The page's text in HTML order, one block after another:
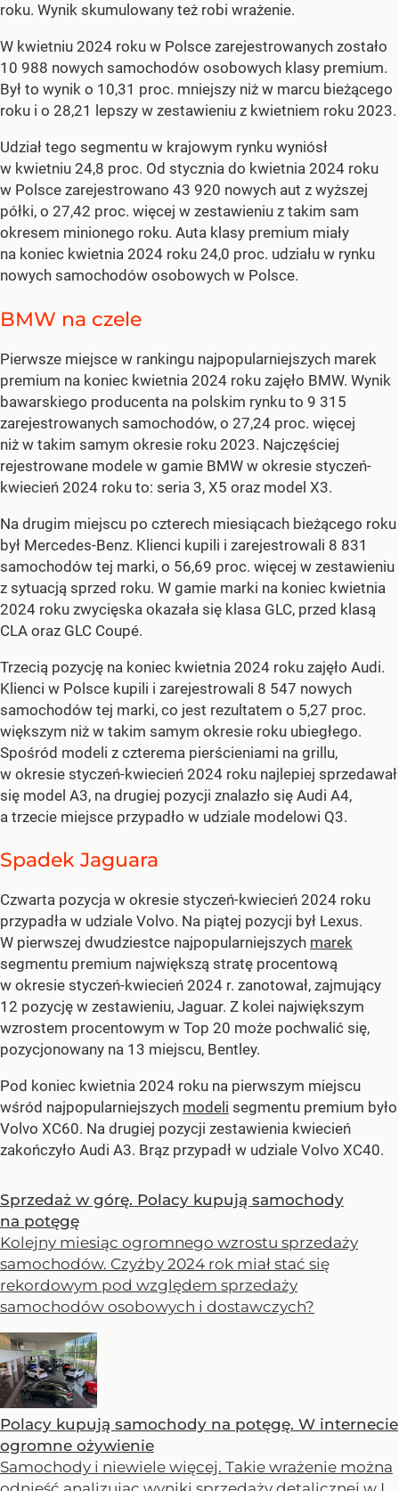
roku. Wynik skumulowany też robi wrażenie.
W kwietniu 2024 roku w Polsce zarejestrowanych zostało
10 988 nowych samochodów osobowych klasy premium.
Był to wynik o 10,31 proc. mniejszy niż w marcu bieżącego
roku i o 28,21 lepszy w zestawieniu z kwietniem roku 2023.
Udział tego segmentu w krajowym rynku wyniósł
w kwietniu 24,8 proc. Od stycznia do kwietnia 2024 roku
w Polsce zarejestrowano 43 920 nowych aut z wyższej
półki, o 27,42 proc. więcej w zestawieniu z takim sam
okresem minionego roku. Auta klasy premium miały
na koniec kwietnia 2024 roku 24,0 proc. udziału w rynku
nowych samochodów osobowych w Polsce.
BMW na czele
Pierwsze miejsce w rankingu najpopularniejszych marek
premium na koniec kwietnia 2024 roku zajęło BMW. Wynik
bawarskiego producenta na polskim rynku to 9 315
zarejestrowanych samochodów, o 27,24 proc. więcej
niż w takim samym okresie roku 2023. Najczęściej
rejestrowane modele w gamie BMW w okresie styczeń-
kwiecień 2024 roku to: seria 3, X5 oraz model X3.
Na drugim miejscu po czterech miesiącach bieżącego roku
był Mercedes-Benz. Klienci kupili i zarejestrowali 8 831
samochodów tej marki, o 56,69 proc. więcej w zestawieniu
z sytuacją sprzed roku. W gamie marki na koniec kwietnia
2024 roku zwycięska okazała się klasa GLC, przed klasą
CLA oraz GLC Coupé.
Trzecią pozycję na koniec kwietnia 2024 roku zajęło Audi.
Klienci w Polsce kupili i zarejestrowali 8 547 nowych
samochodów tej marki, co jest rezultatem o 5,27 proc.
większym niż w takim samym okresie roku ubiegłego.
Spośród modeli z czterema pierścieniami na grillu,
w okresie styczeń-kwiecień 2024 roku najlepiej sprzedawał
się model A3, na drugiej pozycji znalazło się Audi A4,
a trzecie miejsce przypadło w udziale modelowi Q3.
Spadek Jaguara
Czwarta pozycja w okresie styczeń-kwiecień 2024 roku
przypadła w udziale Volvo. Na piątej pozycji był Lexus.
W pierwszej dwudziestce najpopularniejszych marek
segmentu premium największą stratę procentową
w okresie styczeń-kwiecień 2024 r. zanotował, zajmujący
12 pozycję w zestawieniu, Jaguar. Z kolei największym
wzrostem procentowym w Top 20 może pochwalić się,
pozycjonowany na 13 miejscu, Bentley.
Pod koniec kwietnia 2024 roku na pierwszym miejscu
wśród najpopularniejszych modeli segmentu premium było
Volvo XC60. Na drugiej pozycji zestawienia kwiecień
zakończyło Audi A3. Brąz przypadł w udziale Volvo XC40.
Sprzedaż w górę. Polacy kupują samochody
na potęgę
Kolejny miesiąc ogromnego wzrostu sprzedaży
samochodów. Czyżby 2024 rok miał stać się
rekordowym pod względem sprzedaży
samochodów osobowych i dostawczych?
Polacy kupują samochody na potęgę. W internecie
ogromne ożywienie
Samochody i niewiele więcej. Takie wrażenie można